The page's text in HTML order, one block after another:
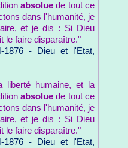
absolue de tout ce
dans l'humanité, je
et je dis : Si Dieu
le faire disparaître."
1876 - Dieu et l'Etat,
liberté humaine, et la
absolue de tout ce
dans l'humanité, je
et je dis : Si Dieu
le faire disparaître."
1876 - Dieu et l'Etat,